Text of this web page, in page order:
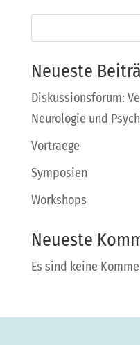
Neueste
Diskussionsforum:
Neurologie und
Vortraege
Symposien
Workshops
Neueste
Es sind keine